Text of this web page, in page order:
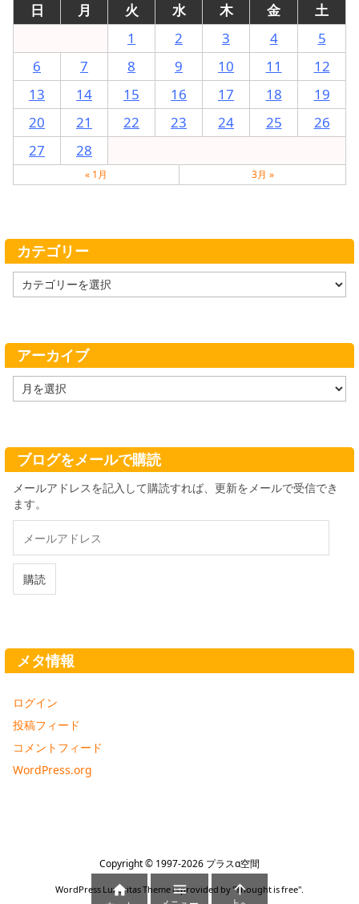
日
月 火 水 木 金
土
1
2 3 4
5
6
7 8 9 10 11
12
13
14 15 16 17 18
19
20
21 22 23 24 25
26
27
28
« 1月 3月 »
カテゴリー
テ
ー
アーカイブ
ー
ブ
ブログをメールで購読
メールアドレスを記入して購読すれば、更新をメールで受信でき
ます。
ル
ド
購読
メタ情報
ログイン
投稿フィード
コメントフィード
WordPress.org
Copyright © 1997-2026 プラスα空間
WordPress Luxeritas Theme is provided by "Thought is free".
  